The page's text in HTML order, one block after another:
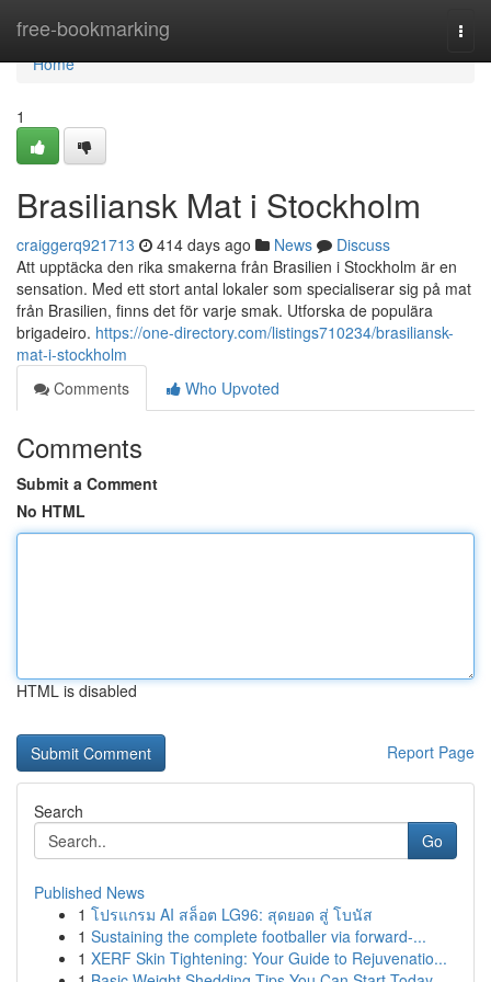
free-bookmarking
Home
Home
1
Brasiliansk Mat i Stockholm
craiggerq921713 414 days ago News
Discuss
Att upptäcka den rika smakerna från Brasilien i Stockholm är en
sensation. Med ett stort antal lokaler som specialiserar sig på mat
från Brasilien, finns det för varje smak. Utforska de populära
brigadeiro. https://one-directory.com/listings710234/brasiliansk-
mat-i-stockholm
Comments
Who Upvoted
Comments
Submit a Comment
No HTML
HTML is disabled
Report Page
Search
Go
Published News
1 โปรแกรม AI สล็อต LG96: สุดยอด สู่ โบนัส
1 Sustaining the complete footballer via forward-...
1 XERF Skin Tightening: Your Guide to Rejuvenatio...